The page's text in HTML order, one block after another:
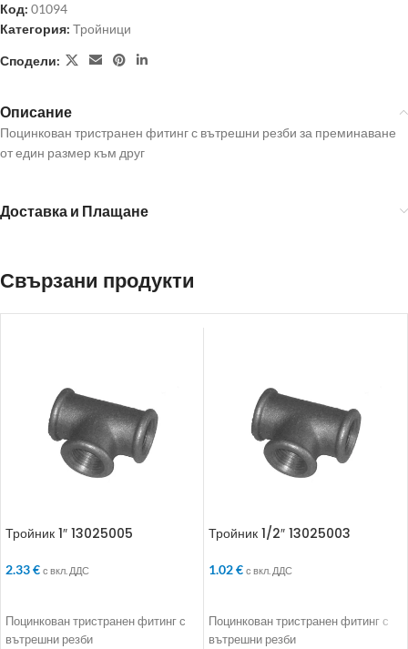
Код: 01094
Категория: Тройници
Сподели:
Описание
Поцинкован тристранен фитинг с вътрешни резби за преминаване
от един размер към друг
Доставка и Плащане
Свързани продукти
Тройник 1″ 13025005
2.33€ с вкл. ДДС
Поцинкован тристранен фитинг с
вътрешни резби
Тройник 1/2″ 13025003
1.02€ с вкл. ДДС
Поцинкован тристранен фитинг с
вътрешни резби